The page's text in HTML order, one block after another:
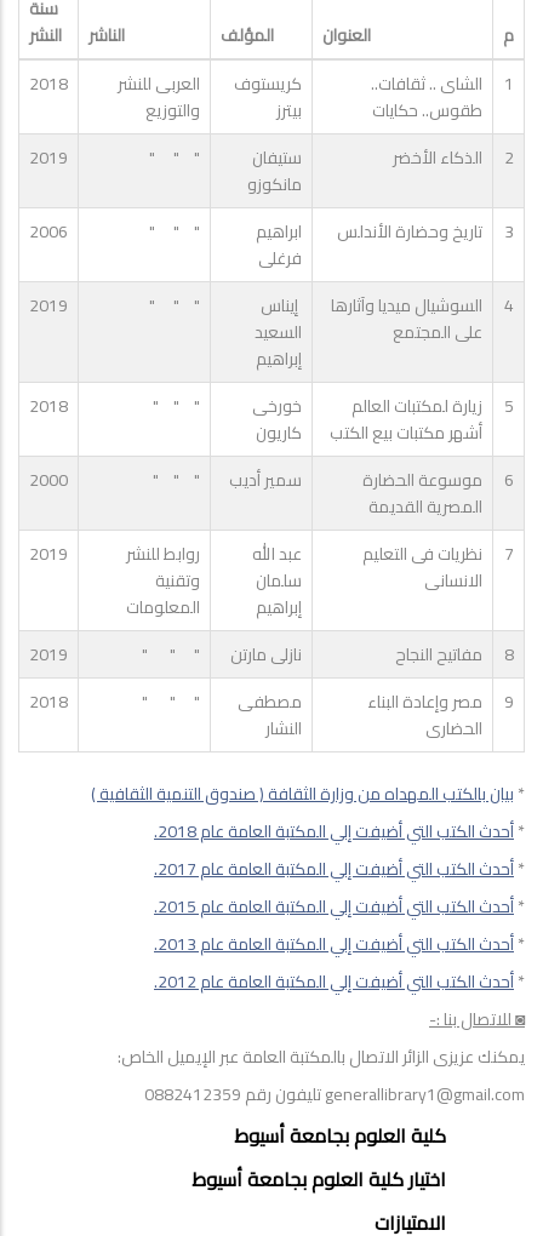
م العنوان المؤلف الناشر
سنة
النشر
1
الشاى .. ثقافات..
طقوس.. حكايات
كريستوف
بيترز
العربى للنشر
والتوزيع
2018
2 الذكاء الأخضر
ستيفان
مانكوزو
" " "
2019
3 تاريخ وحضارة الأندلس
ابراهيم
فرغلى
" " "
2006
4
السوشيال ميديا وآثارها
على المجتمع
إيناس
السعيد
إبراهيم
" " "
2019
5
زيارة لمكتبات العالم
أشهر مكتبات بيع الكتب
خورخى
كاريون
" " "
2018
6
موسوعة الحضارة
المصرية القديمة
سمير أديب " " "
2000
7
نظريات فى التعليم
الانسانى
عبد الله
سلمان
إبراهيم
روابط للنشر
وتقنية
المعلومات
2019
8 مفاتيح النجاح نازلى مارتن " " "
2019
9
مصر وإعادة البناء
الحضارى
مصطفى
النشار
" " "
2018
*بيان بالكتب المهداه من وزارة الثقافة ( صندوق التنمية الثقافية )
*أحدث الكتب التي أضيفت إلي المكتبة العامة عام 2018.
*أحدث الكتب التي أضيفت إلي المكتبة العامة عام 2017.
*أحدث الكتب التي أضيفت إلي المكتبة العامة عام 2015.
*أحدث الكتب التي أضيفت إلي المكتبة العامة عام 2013.
*أحدث الكتب التي أضيفت إلي المكتبة العامة عام 2012.
◙ للاتصال بنا :-
يمكنك عزيزى الزائر الاتصال بالمكتبة العامة عبر الإيميل الخاص:
generallibrary1@gmail.com تليفون رقم 0882412359
FACULTY
كلية العلوم بجامعة أسيوط
اختيار كلية العلوم بجامعة أسيوط
الامتيازات